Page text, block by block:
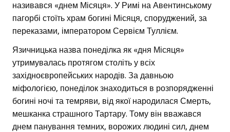
називався «днем Місяця». У Римі на Авентинському
пагорбі стоїть храм богині Місяця, споруджений, за
переказами, імператором Сервієм Туллієм.
Язичницька назва понеділка як «дня Місяця»
утримувалась протягом століть у всіх
західноєвропейських народів. За давньою
міфологією, понеділок знаходиться в розпорядженні
богині ночі та темряви, від якої народилася Смерть,
мешканка страшного Тартару. Тому він вважався
днем панування темних, ворожих людині сил, днем